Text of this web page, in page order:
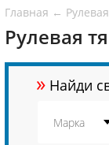
Главная ←
Рулевая
» Найди